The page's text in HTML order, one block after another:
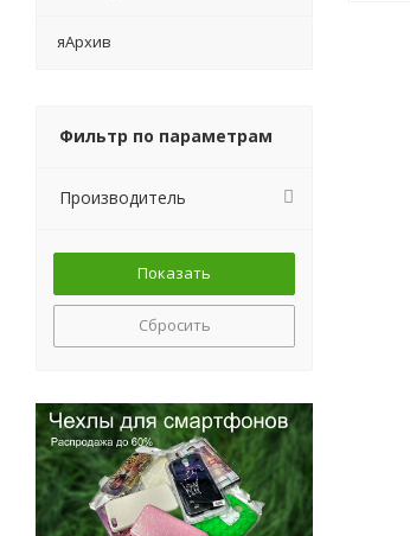
яАрхив
Фильтр по параметрам
Производитель
Сбросить